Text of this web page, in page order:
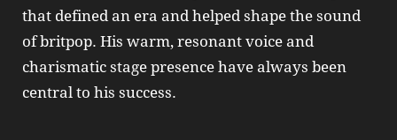
that defined an era and helped shape the sound
of britpop. His warm, resonant voice and
charismatic stage presence have always been
central to his success.